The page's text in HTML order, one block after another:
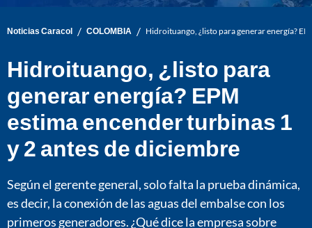
Noticias Caracol / COLOMBIA / Hidroituango, ¿listo para generar energía?
Hidroituango, ¿listo para
generar energía? EPM
estima encender turbinas 1
y 2 antes de diciembre
Según el gerente general, solo falta la prueba dinámica,
es decir, la conexión de las aguas del embalse con los
primeros generadores. ¿Qué dice la empresa sobre